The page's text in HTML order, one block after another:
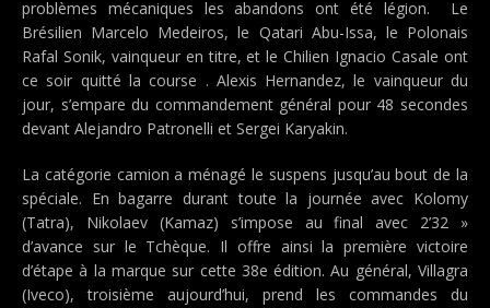
problèmes mécaniques les abandons ont été légion. Le
Brésilien Marcelo Medeiros, le Qatari Abu-Issa, le Polonais
Rafal Sonik, vainqueur en titre, et le Chilien Ignacio Casale ont
ce soir quitté la course . Alexis Hernandez, le vainqueur du
jour, s’empare du commandement général pour 48 secondes
devant Alejandro Patronelli et Sergei Karyakin.
La catégorie camion a ménagé le suspens jusqu’au bout de la
spéciale. En bagarre durant toute la journée avec Kolomy
(Tatra), Nikolaev (Kamaz) s’impose au final avec 2’32 »
d’avance sur le Tchèque. Il offre ainsi la première victoire
d’étape à la marque sur cette 38e édition. Au général, Villagra
(Iveco), troisième aujourd’hui, prend les commandes du